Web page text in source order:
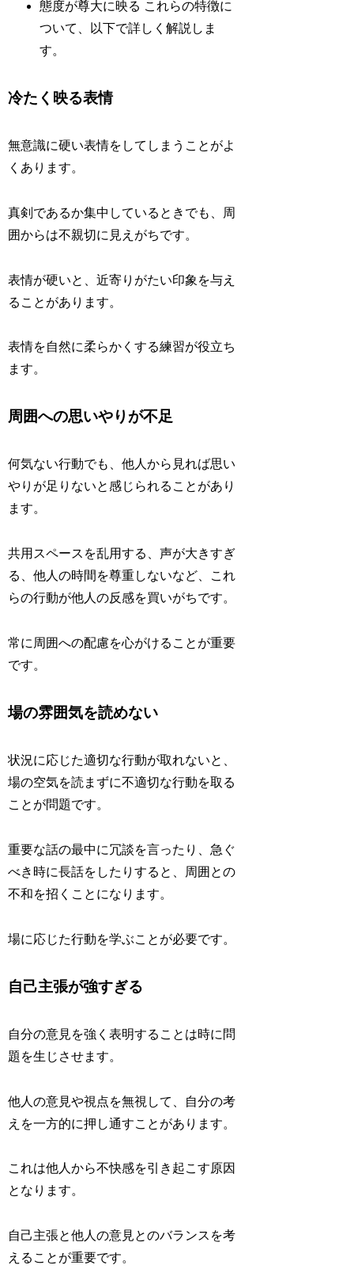
態度が尊大に映る これらの特徴に
ついて、以下で詳しく解説しま
す。
冷たく映る表情
無意識に硬い表情をしてしまうことがよ
くあります。
真剣であるか集中しているときでも、周
囲からは不親切に見えがちです。
表情が硬いと、近寄りがたい印象を与え
ることがあります。
表情を自然に柔らかくする練習が役立ち
ます。
周囲への思いやりが不足
何気ない行動でも、他人から見れば思い
やりが足りないと感じられることがあり
ます。
共用スペースを乱用する、声が大きすぎ
る、他人の時間を尊重しないなど、これ
らの行動が他人の反感を買いがちです。
常に周囲への配慮を心がけることが重要
です。
場の雰囲気を読めない
状況に応じた適切な行動が取れないと、
場の空気を読まずに不適切な行動を取る
ことが問題です。
重要な話の最中に冗談を言ったり、急ぐ
べき時に長話をしたりすると、周囲との
不和を招くことになります。
場に応じた行動を学ぶことが必要です。
自己主張が強すぎる
自分の意見を強く表明することは時に問
題を生じさせます。
他人の意見や視点を無視して、自分の考
えを一方的に押し通すことがあります。
これは他人から不快感を引き起こす原因
となります。
自己主張と他人の意見とのバランスを考
えることが重要です。